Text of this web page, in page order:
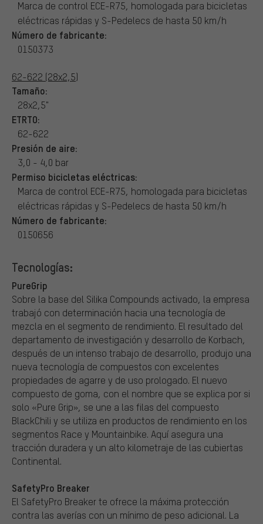
Marca de control ECE-R75, homologada para bicicletas
eléctricas rápidas y S-Pedelecs de hasta 50 km/h
Número de fabricante:
0150373
62-622 (28x2,5)
Tamaño:
28x2,5"
ETRTO:
62-622
Presión de aire:
3,0 - 4,0 bar
Permiso bicicletas eléctricas:
Marca de control ECE-R75, homologada para bicicletas
eléctricas rápidas y S-Pedelecs de hasta 50 km/h
Número de fabricante:
0150656
Tecnologías:
PureGrip
Sobre la base del Silika Compounds activado, la empresa
trabajó con determinación hacia una tecnología de
mezcla en el segmento de rendimiento. El resultado del
departamento de investigación y desarrollo de Korbach,
después de un intenso trabajo de desarrollo, produjo una
nueva tecnología de compuestos con excelentes
propiedades de agarre y de uso prologado. El nuevo
compuesto de goma, con el nombre que se explica por si
solo «Pure Grip», se une a las filas del compuesto
BlackChili y se utiliza en productos de rendimiento en los
segmentos Race y Mountainbike. Aquí asegura una
tracción duradera y un alto kilometraje de las cubiertas
Continental.
SafetyPro Breaker
El SafetyPro Breaker te ofrece la máxima protección
contra las averías con un mínimo de peso adicional. La